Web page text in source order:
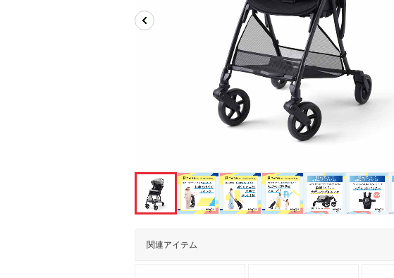
関連アイテム